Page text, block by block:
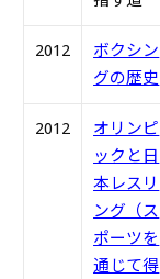
2012
ボクシン
グの歴史
2012
オリンピ
ックと日
本レスリ
ング（ス
ポーツを
通じて得